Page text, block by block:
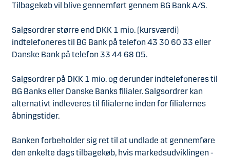
Tilbagekøb vil blive gennemført gennem BG Bank A/S.
Salgsordrer større end DKK 1 mio. (kursværdi)
indtelefoneres til BG Bank på telefon 43 30 60 33 eller
Danske Bank på telefon 33 44 68 05.
Salgsordrer på DKK 1 mio. og derunder indtelefoneres til
BG Banks eller Danske Banks filialer. Salgsordrer kan
alternativt indleveres til filialerne inden for filialernes
åbningstider.
Banken forbeholder sig ret til at undlade at gennemføre
den enkelte dags tilbagekøb, hvis markedsudviklingen -